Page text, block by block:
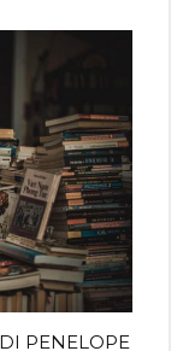
PENELOPE